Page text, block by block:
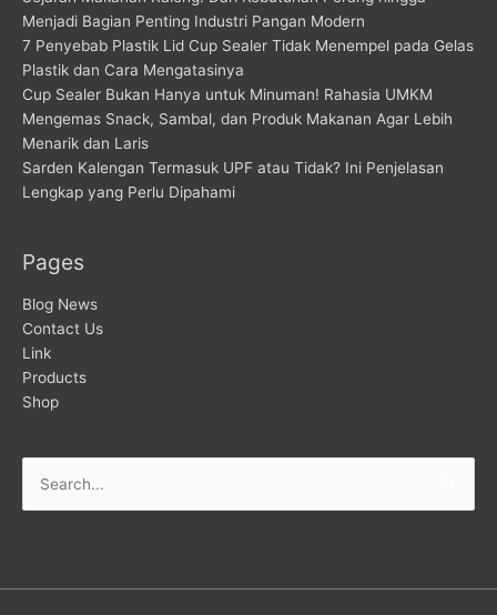
Menjadi Bagian Penting Industri Pangan Modern
7 Penyebab Plastik Lid Cup Sealer Tidak Menempel pada Gelas
Plastik dan Cara Mengatasinya
Cup Sealer Bukan Hanya untuk Minuman! Rahasia UMKM
Mengemas Snack, Sambal, dan Produk Makanan Agar Lebih
Menarik dan Laris
Sarden Kalengan Termasuk UPF atau Tidak? Ini Penjelasan
Lengkap yang Perlu Dipahami
Pages
Blog News
Contact Us
Link
Products
Shop